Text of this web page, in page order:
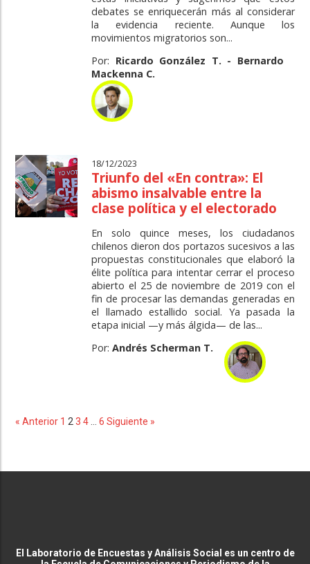
debates se enriquecerán más al considerar
la evidencia reciente. Aunque los
movimientos migratorios son...
Por: Ricardo González T. - Bernardo
Mackenna C.
18/12/2023
Triunfo del «En contra»: El
abismo insalvable entre la
clase política y el electorado
En solo quince meses, los ciudadanos
chilenos dieron dos portazos sucesivos a las
propuestas constitucionales que elaboró la
élite política para intentar cerrar el proceso
abierto el 25 de noviembre de 2019 con el
fin de procesar las demandas generadas en
el llamado estallido social. Ya pasada la
etapa inicial —y más álgida— de las...
Por:Andrés Scherman T.
« Anterior 1 2 3 4 6 Siguiente »
El Laboratorio de Encuestas y Análisis Social es un centro de